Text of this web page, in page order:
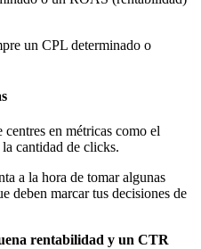
un CPL determinado o
en métricas como el
cantidad de clicks.
a la hora de tomar algunas
deben marcar tus decisiones de
rentabilidad y un CTR